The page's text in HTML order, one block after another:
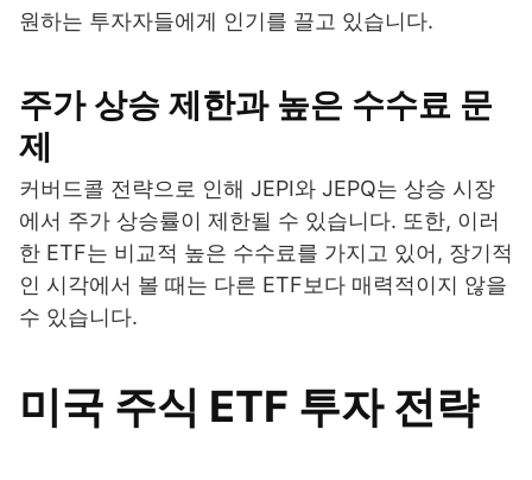
원하는 투자자들에게 인기를 끌고 있습니다.
주가 상승 제한과 높은 수수료 문
제
커버드콜 전략으로 인해 JEPI와 JEPQ는 상승 시장
에서 주가 상승률이 제한될 수 있습니다. 또한, 이러
한 ETF는 비교적 높은 수수료를 가지고 있어, 장기적
인 시각에서 볼 때는 다른 ETF보다 매력적이지 않을
수 있습니다.
미국 주식 ETF 투자 전략